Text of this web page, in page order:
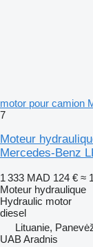
motor pour camion
7
Moteur
Mercedes-Benz
1 333 MAD 124 € ≈
Moteur hydraulique
Hydraulic motor
diesel
Lituanie,
UAB Aradnis